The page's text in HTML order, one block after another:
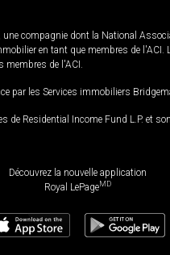
compagnie dont la National
en tant que membres de
de l'ACI.
par les Services immobiliers
de Residential Income Fund L.P. et
Découvrez la nouvelle application
Royal LePageMD